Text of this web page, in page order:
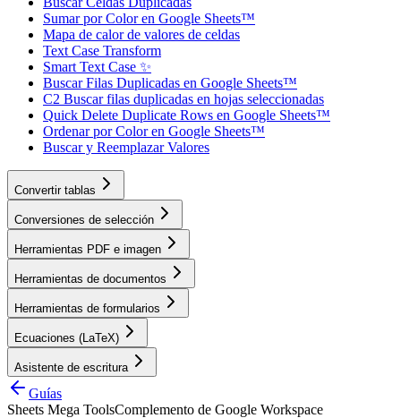
Sumar por Color en Google Sheets™
Mapa de calor de valores de celdas
Text Case Transform
Smart Text Case ✨
Buscar Filas Duplicadas en Google Sheets™
C2 Buscar filas duplicadas en hojas seleccionadas
Quick Delete Duplicate Rows en Google Sheets™
Ordenar por Color en Google Sheets™
Buscar y Reemplazar Valores
Convertir tablas
Conversiones de selección
Herramientas PDF e imagen
Herramientas de documentos
Herramientas de formularios
Ecuaciones (LaTeX)
Asistente de escritura
Guías
Sheets Mega ToolsComplemento de Google Workspace